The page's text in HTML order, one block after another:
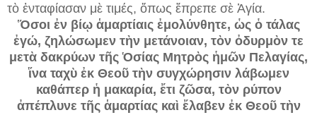
τὸ ἐνταφίασαν μὲ τιμές, ὅπως ἔπρεπε σὲ Ἁγία.
Ὅσοι ἐν βίῳ ἁμαρτίαις ἐμολύνθητε, ὡς ὁ τάλας
ἐγώ, ζηλώσωμεν τὴν μετάνοιαν, τὸν ὀδυρμὸν τε
μετὰ δακρύων τῆς Ὁσίας Μητρὸς ἡμῶν Πελαγίας,
ἵνα ταχὺ ἐκ Θεοῦ τὴν συγχώρησιν λάβωμεν
καθάπερ ἡ μακαρία, ἔτι ζῶσα, τὸν ρύπον
ἀπέπλυνε τῆς ἁμαρτίας καὶ ἔλαβεν ἐκ Θεοῦ τὴν